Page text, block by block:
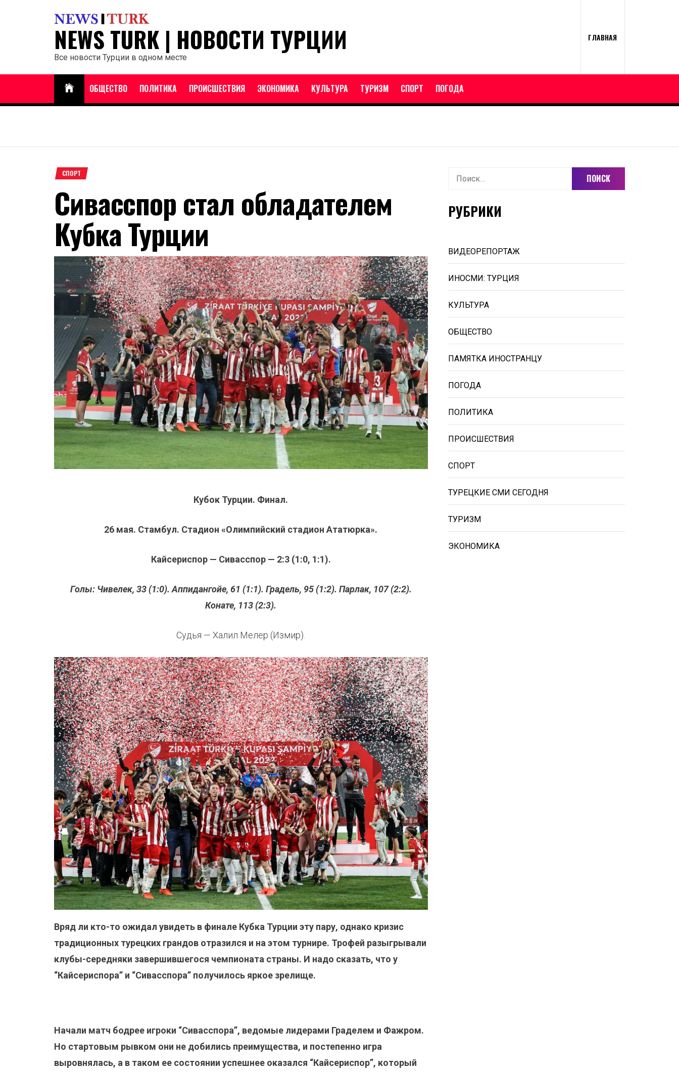
NEWS TURK | НОВОСТИ ТУРЦИИ
Все новости Турции в одном месте
ГЛАВНАЯ
ОБЩЕСТВО ПОЛИТИКА ПРОИСШЕСТВИЯ ЭКОНОМИКА КУЛЬТУРА ТУРИЗМ СПОРТ ПОГОДА
СПОРТ
Сивасспор стал обладателем
Кубка Турции
Кубок Турции. Финал.
26 мая. Стамбул. Стадион «Олимпийский стадион Ататюрка».
Кайсериспор — Сивасспор — 2:3 (1:0, 1:1).
Голы: Чивелек, 33 (1:0). Аппидангойе, 61 (1:1). Градель, 95 (1:2). Парлак, 107 (2:2).
Конате, 113 (2:3).
Судья — Халил Мелер (Измир).
Вряд ли кто-то ожидал увидеть в финале Кубка Турции эту пару, однако кризис
традиционных турецких грандов отразился и на этом турнире. Трофей разыгрывали
клубы-середняки завершившегося чемпионата страны. И надо сказать, что у
“Кайсериспора” и “Сивасспора” получилось яркое зрелище.
Начали матч бодрее игроки “Сивасспора”, ведомые лидерами Граделем и Фажром.
Но стартовым рывком они не добились преимущества, и постепенно игра
выровнялась, а в таком ее состоянии успешнее оказался “Кайсериспор”, который
Найти:
РУБРИКИ
ВИДЕОРЕПОРТАЖ
ИНОСМИ: ТУРЦИЯ
КУЛЬТУРА
ОБЩЕСТВО
ПАМЯТКА ИНОСТРАНЦУ
ПОГОДА
ПОЛИТИКА
ПРОИСШЕСТВИЯ
СПОРТ
ТУРЕЦКИЕ СМИ СЕГОДНЯ
ТУРИЗМ
ЭКОНОМИКА